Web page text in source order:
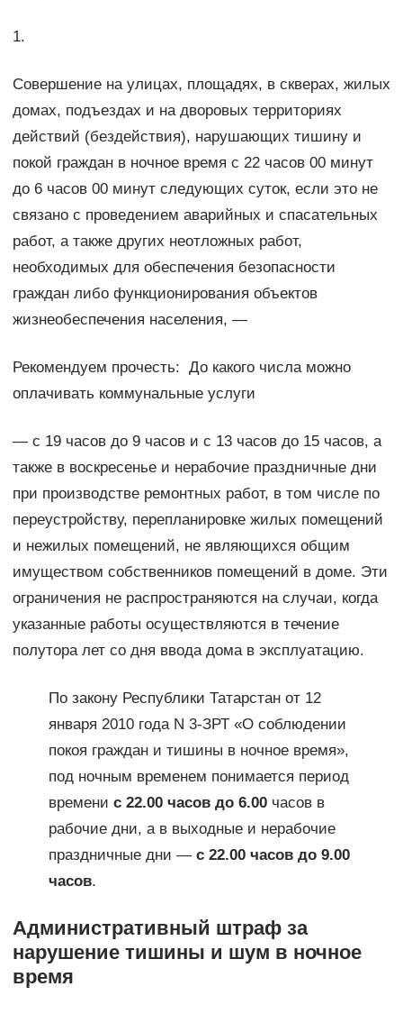
1.
Совершение на улицах, площадях, в скверах, жилых
домах, подъездах и на дворовых территориях
действий (бездействия), нарушающих тишину и
покой граждан в ночное время с 22 часов 00 минут
до 6 часов 00 минут следующих суток, если это не
связано с проведением аварийных и спасательных
работ, а также других неотложных работ,
необходимых для обеспечения безопасности
граждан либо функционирования объектов
жизнеобеспечения населения, —
Рекомендуем прочесть: До какого числа можно
оплачивать коммунальные услуги
— с 19 часов до 9 часов и с 13 часов до 15 часов, а
также в воскресенье и нерабочие праздничные дни
при производстве ремонтных работ, в том числе по
переустройству, перепланировке жилых помещений
и нежилых помещений, не являющихся общим
имуществом собственников помещений в доме. Эти
ограничения не распространяются на случаи, когда
указанные работы осуществляются в течение
полутора лет со дня ввода дома в эксплуатацию.
По закону Республики Татарстан от 12
января 2010 года N 3-ЗРТ «О соблюдении
покоя граждан и тишины в ночное время»,
под ночным временем понимается период
времени с 22.00 часов до 6.00часов в
рабочие дни, а в выходные и нерабочие
праздничные дни — с 22.00 часов до 9.00
часов.
Административный штраф за
нарушение тишины и шум в ночное
время